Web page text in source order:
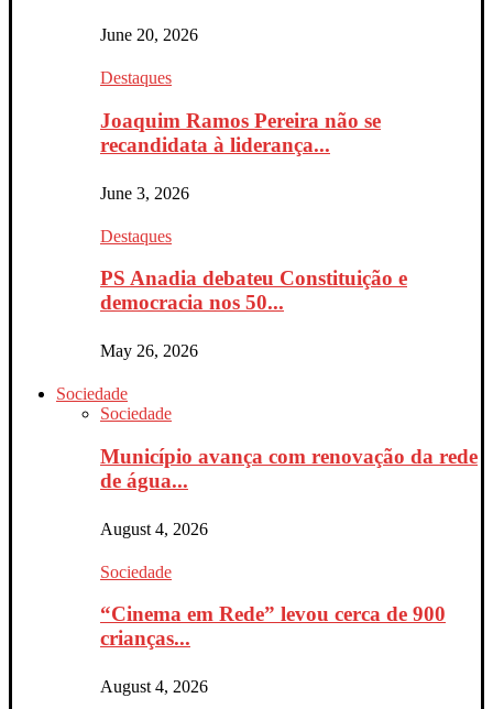
June 20, 2026
Destaques
Joaquim Ramos Pereira não se
recandidata à liderança...
June 3, 2026
Destaques
PS Anadia debateu Constituição e
democracia nos 50...
May 26, 2026
Sociedade
Sociedade
Município avança com renovação da rede
de água...
August 4, 2026
Sociedade
“Cinema em Rede” levou cerca de 900
crianças...
August 4, 2026